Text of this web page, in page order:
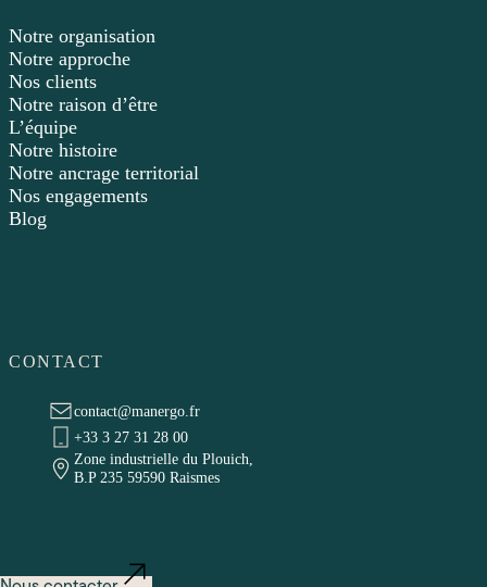
Notre organisation
Notre approche
Nos clients
Notre raison d’être
L’équipe
Notre histoire
Notre ancrage territorial
Nos engagements
Blog
CONTACT
contact@manergo.fr
+33 3 27 31 28 00
Zone industrielle du Plouich,
B.P 235 59590 Raismes